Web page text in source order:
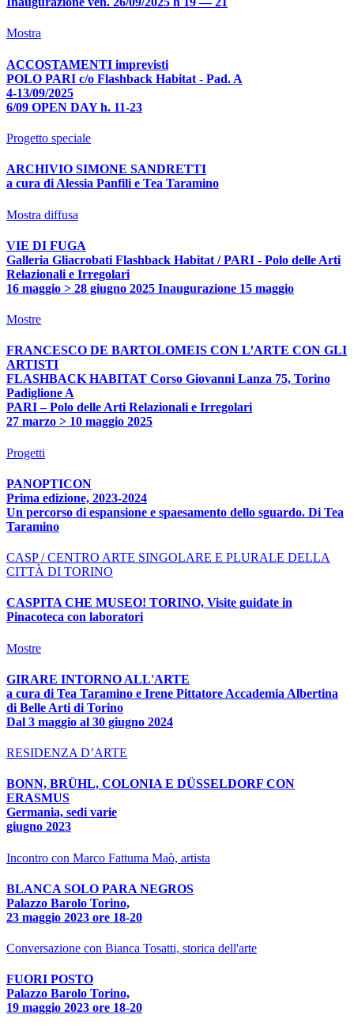
Mostra
ACCOSTAMENTI imprevisti
POLO PARI c/o Flashback Habitat - Pad. A
4-13/09/2025
6/09 OPEN DAY h. 11-23
Progetto speciale
ARCHIVIO SIMONE SANDRETTI
a cura di Alessia Panfili e Tea Taramino
Mostra diffusa
VIE DI FUGA
Galleria Gliacrobati Flashback Habitat / PARI - Polo delle Arti
Relazionali e Irregolari
16 maggio > 28 giugno 2025 Inaugurazione 15 maggio
Mostre
FRANCESCO DE BARTOLOMEIS CON L’ARTE CON GLI
ARTISTI
FLASHBACK HABITAT Corso Giovanni Lanza 75, Torino
Padiglione A
PARI – Polo delle Arti Relazionali e Irregolari
27 marzo > 10 maggio 2025
Progetti
PANOPTICON
Prima edizione, 2023-2024
Un percorso di espansione e spaesamento dello sguardo. Di Tea
Taramino
CASP / CENTRO ARTE SINGOLARE E PLURALE DELLA
CITTÀ DI TORINO
CASPITA CHE MUSEO! TORINO, Visite guidate in
Pinacoteca con laboratori
Mostre
GIRARE INTORNO ALL'ARTE
a cura di Tea Taramino e Irene Pittatore Accademia Albertina
di Belle Arti di Torino
Dal 3 maggio al 30 giugno 2024
RESIDENZA D’ARTE
BONN, BRÜHL, COLONIA E DÜSSELDORF CON
ERASMUS
Germania, sedi varie
giugno 2023
Incontro con Marco Fattuma Maò, artista
BLANCA SOLO PARA NEGROS
Palazzo Barolo Torino,
23 maggio 2023 ore 18-20
Conversazione con Bianca Tosatti, storica dell'arte
FUORI POSTO
Palazzo Barolo Torino,
19 maggio 2023 ore 18-20